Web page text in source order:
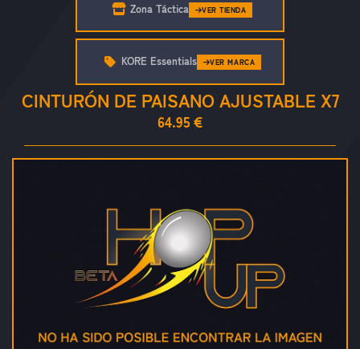
Zona Táctica VER TIENDA
CINTURÓN DE PAISANO AJUSTABLE X7
64.95 €
KORE Essentials VER MARCA